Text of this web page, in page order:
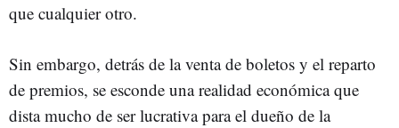
que cualquier otro.
Sin embargo, detrás de la venta de boletos y el reparto
de premios, se esconde una realidad económica que
dista mucho de ser lucrativa para el dueño de la